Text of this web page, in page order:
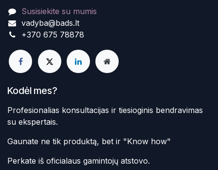
Susisiekite su mumis
vadyba@bads.lt
+370 675 78878
Kodėl mes?
Profesionalias konsultacijas ir tiesioginis bendravimas
su ekspertais.
Gaunate ne tik produktą, bet ir "Know how"
Perkate iš oficialaus gamintojų atstovo.